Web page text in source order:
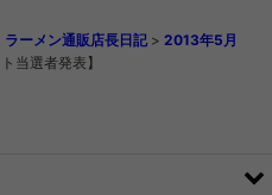
ラーメン通販店長日記 > 2013年5月
当選者発表】